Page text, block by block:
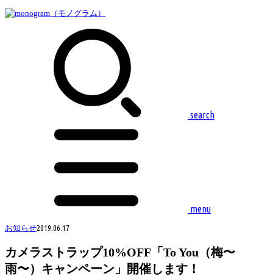
search
menu
お知らせ2019.06.17
カメラストラップ10%OFF「To You（梅〜
雨〜）キャンペーン」開催します！